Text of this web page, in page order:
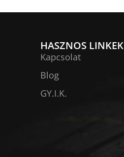
HASZNOS LINKEK
Kapcsolat
Blog
GY.I.K.